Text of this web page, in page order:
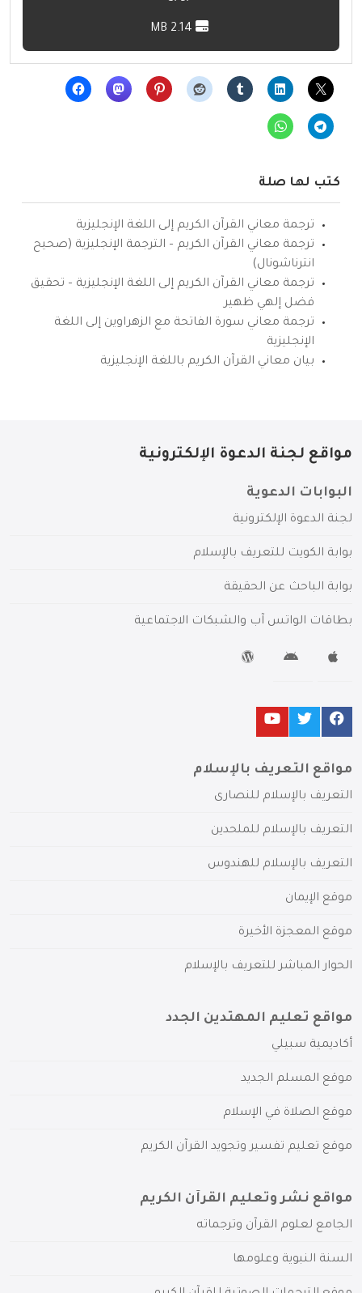
كتب لها صلة
ترجمة معاني القرآن الكريم إلى اللغة الإنجليزية
ترجمة معاني القرآن الكريم – الترجمة الإنجليزية (صحيح
انترناشونال)
ترجمة معاني القرآن الكريم إلى اللغة الإنجليزية – تحقيق
فضل إلهي ظهير
ترجمة معاني سورة الفاتحة مع الزهراوين إلى اللغة
الإنجليزية
بيان معاني القرآن الكريم باللغة الإنجليزية
مواقع لجنة الدعوة الإلكترونية
البوابات الدعوية
لجنة الدعوة الإلكترونية
بوابة الكويت للتعريف بالإسلام
بوابة الباحث عن الحقيقة
بطاقات الواتس آب والشبكات الاجتماعية
مواقع التعريف بالإسلام
التعريف بالإسلام للنصارى
التعريف بالإسلام للملحدين
التعريف بالإسلام للهندوس
موقع الإيمان
موقع المعجزة الأخيرة
الحوار المباشر للتعريف بالإسلام
مواقع تعليم المهتدين الجدد
أكاديمية سبيلي
موقع المسلم الجديد
موقع الصلاة في الإسلام
موقع تعليم تفسير وتجويد القرآن الكريم
مواقع نشر وتعليم القرآن الكريم
الجامع لعلوم القرآن وترجماته
السنة النبوية وعلومها